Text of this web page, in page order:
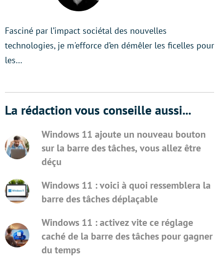
Fasciné par l’impact sociétal des nouvelles
technologies, je m'efforce d’en démêler les ficelles pour
les…
La rédaction vous conseille aussi...
Windows 11 ajoute un nouveau bouton
sur la barre des tâches, vous allez être
déçu
Windows 11 : voici à quoi ressemblera la
barre des tâches déplaçable
Windows 11 : activez vite ce réglage
caché de la barre des tâches pour gagner
du temps